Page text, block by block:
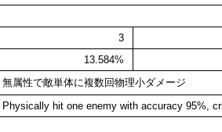
3
13.584%
無属性で敵単体に複数回物理小ダメージ
Physically hit one enemy with accuracy 95%,